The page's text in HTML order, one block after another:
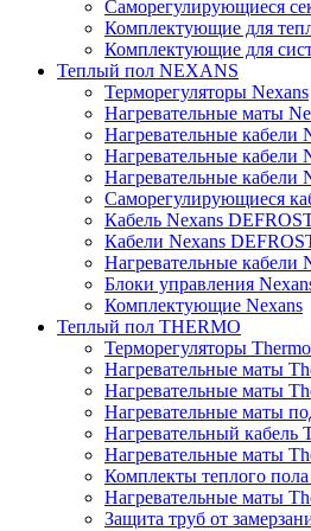
Саморегулирующиеся
Комплектующие для
Комплектующие для
Теплый пол NEXANS
Терморегуляторы Nexans
Нагревательные маты
Нагревательные кабели
Нагревательные кабели
Нагревательные
Саморегулирующиеся
Кабель Nexans
Кабели Nexans
Нагревательные кабели
Блоки управления
Комплектующие Nexans
Теплый пол THERMO
Терморегуляторы
Нагревательные маты
Нагревательные маты
Нагревательные маты
Нагревательный кабель
Нагревательные маты
Комплекты теплого
Нагревательные маты
Защита труб от